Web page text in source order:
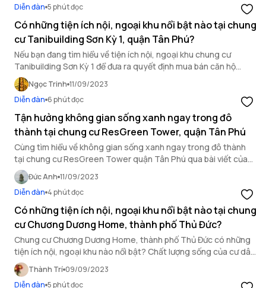
Diễn đàn 5 phút đọc
Có những tiện ích nội, ngoại khu nổi bật nào tại chung
cư Tanibuilding Sơn Kỳ 1, quận Tân Phú?
Nếu bạn đang tìm hiểu về tiện ích nội, ngoại khu chung cư
Tanibuilding Sơn Kỳ 1 để đưa ra quyết định mua bán căn hộ
chung cư quận Tân Phú thì bài viết sau đây sẽ là nguồn tài liệu
hữu ích cho bạn!
Ngọc Trinh 11/09/2023
Diễn đàn 6 phút đọc
Tận hưởng không gian sống xanh ngay trong đô
thành tại chung cư ResGreen Tower, quận Tân Phú
Cùng tìm hiểu về không gian sống xanh ngay trong đô thành
tại chung cư ResGreen Tower quận Tân Phú qua bài viết của
OneHousing.
Đức Anh 11/09/2023
Diễn đàn 4 phút đọc
Có những tiện ích nội, ngoại khu nổi bật nào tại chung
cư Chương Dương Home, thành phố Thủ Đức?
Chung cư Chương Dương Home, thành phố Thủ Đức có những
tiện ích nội, ngoại khu nào nổi bật? Chất lượng sống của cư dân
tại đây ra sao? Cùng tìm hiểu kỹ hơn qua bài viết này.
Thành Trí 09/09/2023
Diễn đàn 5 phút đọc